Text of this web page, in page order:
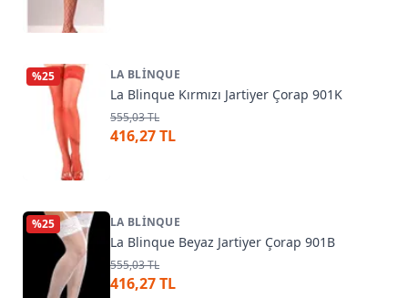
%25 LA BLINQUE
La Blinque Kırmızı Jartiyer Çorap 901K
555,03 TL
416,27 TL
%25 LA BLINQUE
La Blinque Beyaz Jartiyer Çorap 901B
555,03 TL
416,27 TL